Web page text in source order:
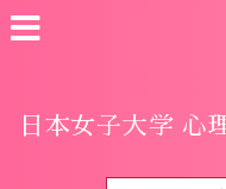
日本女子大学 心